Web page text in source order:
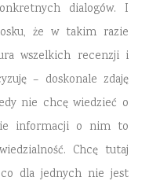
dialogów. I
że w takim razie
wszelkich recenzji i
– doskonale zdaję
nie chcę wiedzieć o
informacji o nim to
Chcę tutaj
dla jednych nie jest